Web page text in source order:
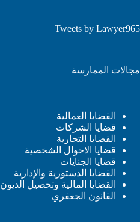
Tweets by Lawyer965
مجالات الممارسة
القضايا العمالية
قضايا الشركات
القضايا التجارية
قضايا الاحوال الشخصية
قضايا الجنايات
القضايا الدستورية والإدارية
القضايا المالية وتحصيل الديون
القانون الجعفري